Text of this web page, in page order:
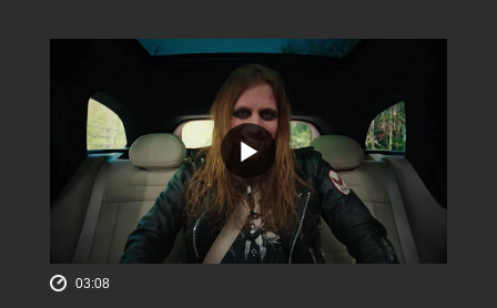
03:08